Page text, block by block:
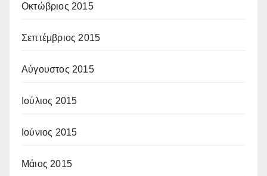
Οκτώβριος 2015
Σεπτέμβριος 2015
Αύγουστος 2015
Ιούλιος 2015
Ιούνιος 2015
Μάιος 2015